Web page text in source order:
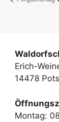
Erich-
14478
Montag: